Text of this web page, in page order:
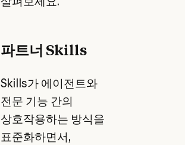
파트너 Skills
Skills가 에이전트와
전문 기능 간의
상호작용하는 방식을
표준화하면서,